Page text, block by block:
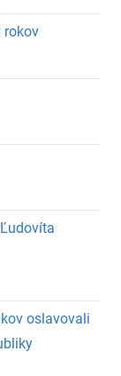
rokov
oslavovali